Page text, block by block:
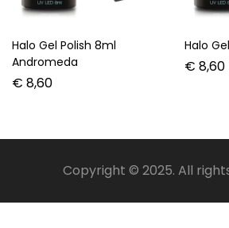
Halo Gel Polish 8ml
Andromeda
€ 8,60
Halo
€ 8,60
Copyright © 2025. All